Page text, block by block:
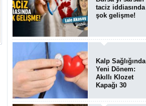
taciz iddiasında
şok gelişme!
Kalp Sağlığında
Yeni Dönem:
Akıllı Klozet
Kapağı 30
Bozukluğunu